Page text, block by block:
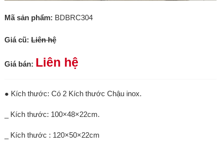
Mã sản phẩm: BDBRC304
Giá cũ: Liên hệ
Giá bán: Liên hệ
● Kích thước: Có 2 Kích thước Chậu inox.
_ Kích thước: 100×48×22cm.
_ Kích thước : 120×50×22cm